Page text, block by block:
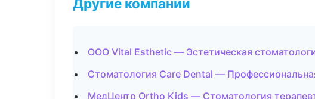
Другие компании
ООО Vital Esthetic — Эстетическая
Стоматология Care Dental —
МедЦентр Ortho Kids — Стоматология